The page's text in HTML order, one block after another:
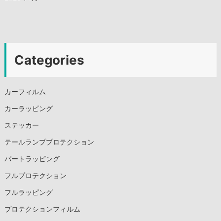
Categories
カーフィルム
カーラッピング
ステッカー
テールランププロテクション
パートラッピング
フルプロテクション
フルラッピング
プロテクションフィルム